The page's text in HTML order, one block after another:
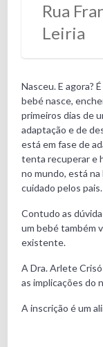
Rua
Leiria
Nasceu. E agora?
bebé nasce,
primeiros dias de
adaptação e de
está em fase de
tenta recuperar e
no mundo, está
cuidado pelos
Contudo as
um bebé também
existente.
A Dra. Arlete
as implicações do
A inscrição é um